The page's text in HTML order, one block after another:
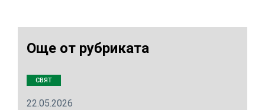
Още от рубриката
СВЯТ
22.05.2026